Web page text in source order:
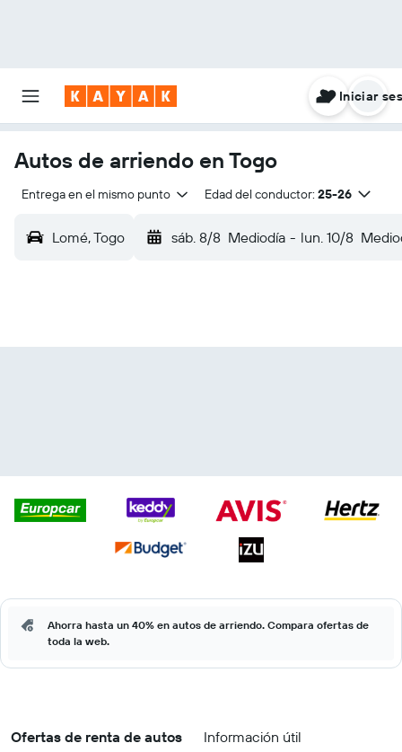
Iniciar
Autos de arriendo en Togo
Entrega en el mismo punto Edad del conductor: 25-26
Lomé, Togo sáb. 8/8 Mediodía - lun. 10/8
Ahorra hasta un 40% en autos de arriendo. Compara ofertas de
toda la web.
Ofertas de renta de autos Información útil